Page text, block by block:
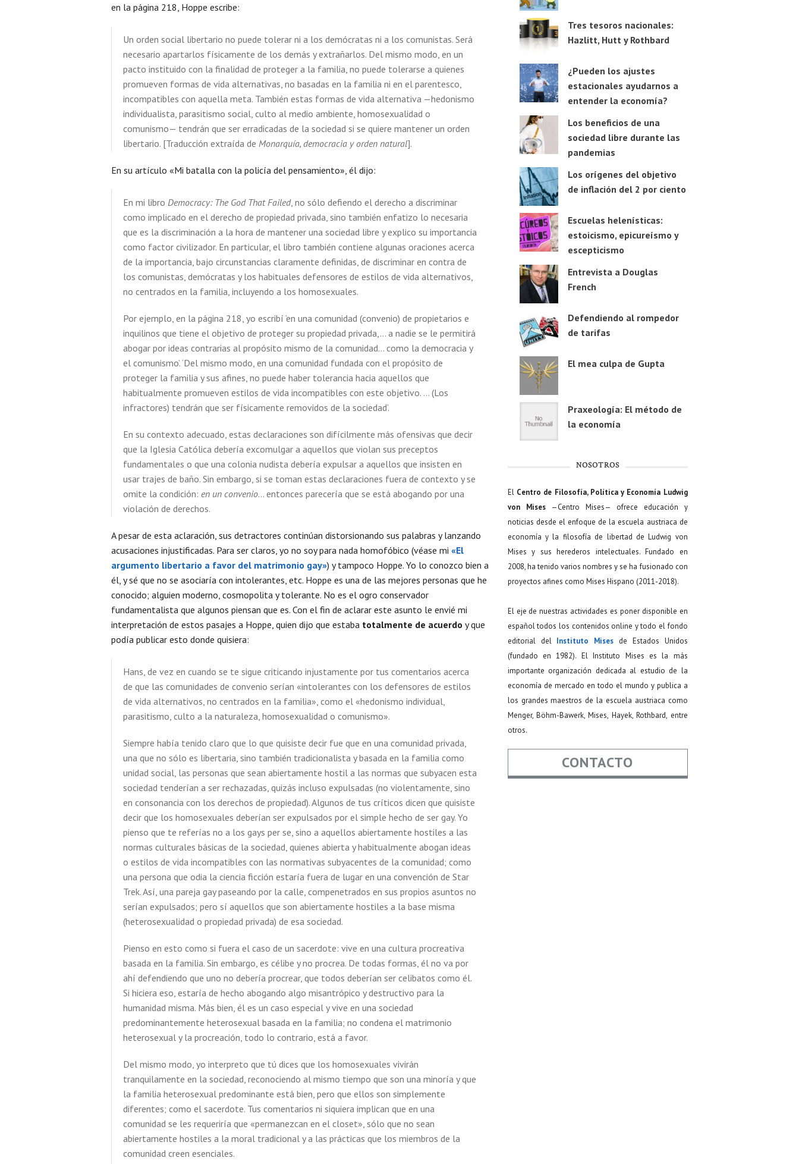
en la página 218, Hoppe escribe:
Un orden social libertario no puede tolerar ni a los demócratas ni a los comunistas. Será
necesario apartarlos físicamente de los demás y extrañarlos. Del mismo modo, en un
pacto instituido con la finalidad de proteger a la familia, no puede tolerarse a quienes
promueven formas de vida alternativas, no basadas en la familia ni en el parentesco,
incompatibles con aquella meta. También estas formas de vida alternativa —hedonismo
individualista, parasitismo social, culto al medio ambiente, homosexualidad o
comunismo— tendrán que ser erradicadas de la sociedad si se quiere mantener un orden
libertario. [Traducción extraída de Monarquía, democracia y orden natural].
En su artículo «Mi batalla con la policía del pensamiento», él dijo:
En mi libro Democracy: The God That Failed, no sólo defiendo el derecho a discriminar
como implicado en el derecho de propiedad privada, sino también enfatizo lo necesaria
que es la discriminación a la hora de mantener una sociedad libre y explico su importancia
como factor civilizador. En particular, el libro también contiene algunas oraciones acerca
de la importancia, bajo circunstancias claramente definidas, de discriminar en contra de
los comunistas, demócratas y los habituales defensores de estilos de vida alternativos,
no centrados en la familia, incluyendo a los homosexuales.
Por ejemplo, en la página 218, yo escribí ‘en una comunidad (convenio) de propietarios e
inquilinos que tiene el objetivo de proteger su propiedad privada,… a nadie se le permitirá
abogar por ideas contrarias al propósito mismo de la comunidad… como la democracia y
el comunismo’. ‘Del mismo modo, en una comunidad fundada con el propósito de
proteger la familia y sus afines, no puede haber tolerancia hacia aquellos que
habitualmente promueven estilos de vida incompatibles con este objetivo. … (Los
infractores) tendrán que ser físicamente removidos de la sociedad’.
En su contexto adecuado, estas declaraciones son difícilmente más ofensivas que decir
que la Iglesia Católica debería excomulgar a aquellos que violan sus preceptos
fundamentales o que una colonia nudista debería expulsar a aquellos que insisten en
usar trajes de baño. Sin embargo, si se toman estas declaraciones fuera de contexto y se
omite la condición: en un convenio… entonces parecería que se está abogando por una
violación de derechos.
A pesar de esta aclaración, sus detractores continúan distorsionando sus palabras y lanzando
acusaciones injustificadas. Para ser claros, yo no soy para nada homofóbico (véase mi «El
argumento libertario a favor del matrimonio gay») y tampoco Hoppe. Yo lo conozco bien a
él, y sé que no se asociaría con intolerantes, etc. Hoppe es una de las mejores personas que he
conocido; alguien moderno, cosmopolita y tolerante. No es el ogro conservador
fundamentalista que algunos piensan que es. Con el fin de aclarar este asunto le envié mi
interpretación de estos pasajes a Hoppe, quien dijo que estaba totalmente de acuerdo y que
podía publicar esto donde quisiera:
Hans, de vez en cuando se te sigue criticando injustamente por tus comentarios acerca
de que las comunidades de convenio serían «intolerantes con los defensores de estilos
de vida alternativos, no centrados en la familia», como el «hedonismo individual,
parasitismo, culto a la naturaleza, homosexualidad o comunismo».
Siempre había tenido claro que lo que quisiste decir fue que en una comunidad privada,
una que no sólo es libertaria, sino también tradicionalista y basada en la familia como
unidad social, las personas que sean abiertamente hostil a las normas que subyacen esta
sociedad tenderían a ser rechazadas, quizás incluso expulsadas (no violentamente, sino
en consonancia con los derechos de propiedad). Algunos de tus críticos dicen que quisiste
decir que los homosexuales deberían ser expulsados por el simple hecho de ser gay. Yo
pienso que te referías no a los gays per se, sino a aquellos abiertamente hostiles a las
normas culturales básicas de la sociedad, quienes abierta y habitualmente abogan ideas
o estilos de vida incompatibles con las normativas subyacentes de la comunidad; como
una persona que odia la ciencia ficción estaría fuera de lugar en una convención de Star
Trek. Así, una pareja gay paseando por la calle, compenetrados en sus propios asuntos no
serían expulsados; pero sí aquellos que son abiertamente hostiles a la base misma
(heterosexualidad o propiedad privada) de esa sociedad.
Pienso en esto como si fuera el caso de un sacerdote: vive en una cultura procreativa
basada en la familia. Sin embargo, es célibe y no procrea. De todas formas, él no va por
ahí defendiendo que uno no debería procrear, que todos deberían ser celibatos como él.
Si hiciera eso, estaría de hecho abogando algo misantrópico y destructivo para la
humanidad misma. Más bien, él es un caso especial y vive en una sociedad
predominantemente heterosexual basada en la familia; no condena el matrimonio
heterosexual y la procreación, todo lo contrario, está a favor.
Del mismo modo, yo interpreto que tú dices que los homosexuales vivirán
tranquilamente en la sociedad, reconociendo al mismo tiempo que son una minoría y que
la familia heterosexual predominante está bien, pero que ellos son simplemente
diferentes; como el sacerdote. Tus comentarios ni siquiera implican que en una
comunidad se les requeriría que «permanezcan en el closet», sólo que no sean
abiertamente hostiles a la moral tradicional y a las prácticas que los miembros de la
comunidad creen esenciales.
Tres tesoros nacionales:
Hazlitt, Hutt y Rothbard
¿Pueden los ajustes
estacionales ayudarnos a
entender la economía?
Los beneficios de una
sociedad libre durante las
pandemias
Los orígenes del objetivo
de inflación del 2 por ciento
Escuelas helenísticas:
estoicismo, epicureísmo y
escepticismo
Entrevista a Douglas
French
Defendiendo al rompedor
de tarifas
El mea culpa de Gupta
Praxeología: El método de
la economía
NOSOTROS
El Centro de Filosofía, Política y Economía Ludwig
von Mises—Centro Mises— ofrece educación y
noticias desde el enfoque de la escuela austriaca de
economía y la filosofía de libertad de Ludwig von
Mises y sus herederos intelectuales. Fundado en
2008, ha tenido varios nombres y se ha fusionado con
proyectos afines como Mises Hispano (2011-2018).
El eje de nuestras actividades es poner disponible en
español todos los contenidos online y todo el fondo
editorial del Instituto Mises de Estados Unidos
(fundado en 1982). El Instituto Mises es la más
importante organización dedicada al estudio de la
economía de mercado en todo el mundo y publica a
los grandes maestros de la escuela austriaca como
Menger, Böhm-Bawerk, Mises, Hayek, Rothbard, entre
otros.
CONTACTO